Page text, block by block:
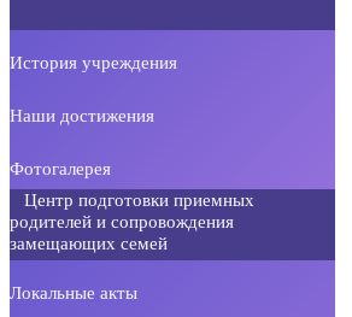
История учреждения
Наши достижения
Фотогалерея
Центр подготовки приемных
родителей и сопровождения
замещающих семей
Локальные акты